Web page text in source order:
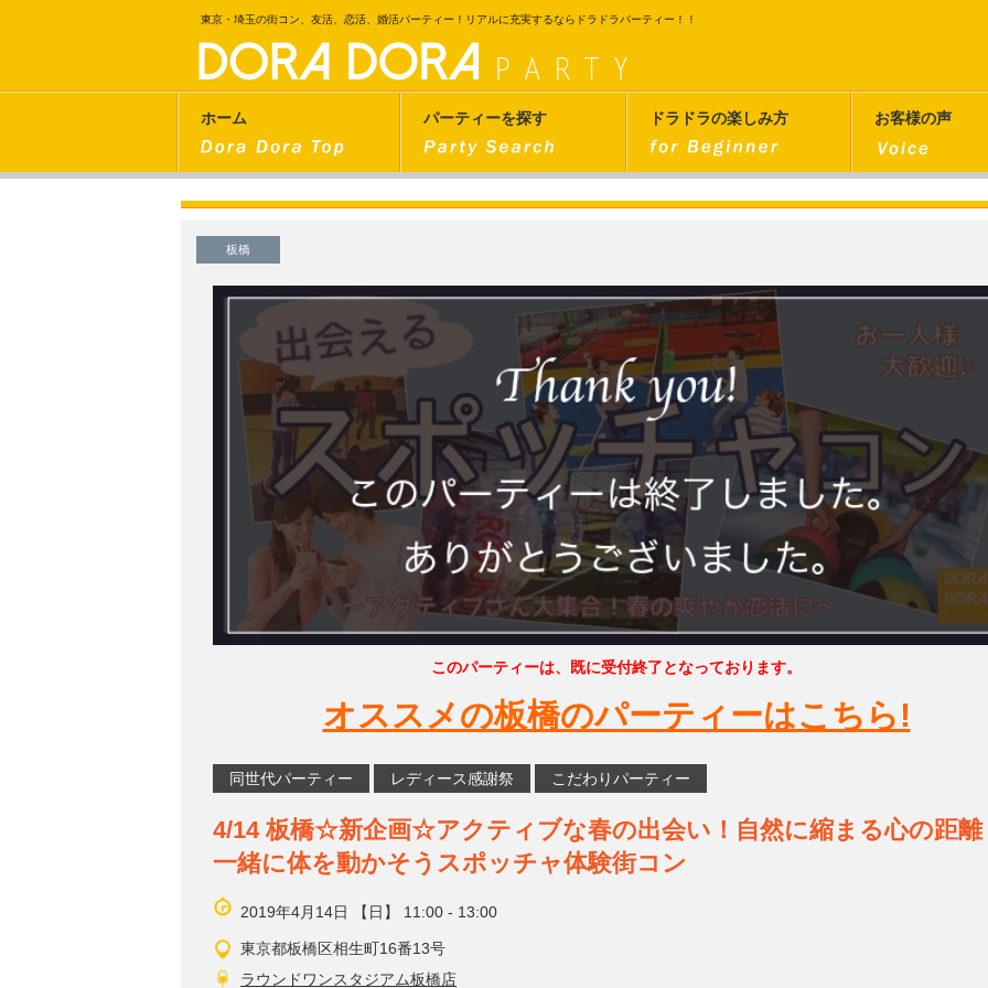
東京・埼玉の街コン、友活、恋活、婚活パーティー！リアルに充実するならドラドラパーティー！！
ホーム パーティーを探す ドラドラの楽しみ方 お客様の声
板橋
このパーティーは、既に受付終了となっております。
オススメの板橋のパーティーはこちら!
同世代パーティー レディース感謝祭 こだわりパーティー
4/14 板橋☆新企画☆アクティブな春の出会い！自然に縮まる心の距離
一緒に体を動かそうスポッチャ体験街コン
2019年4月14日 【日】 11:00 - 13:00
東京都板橋区相生町16番13号
ラウンドワンスタジアム板橋店